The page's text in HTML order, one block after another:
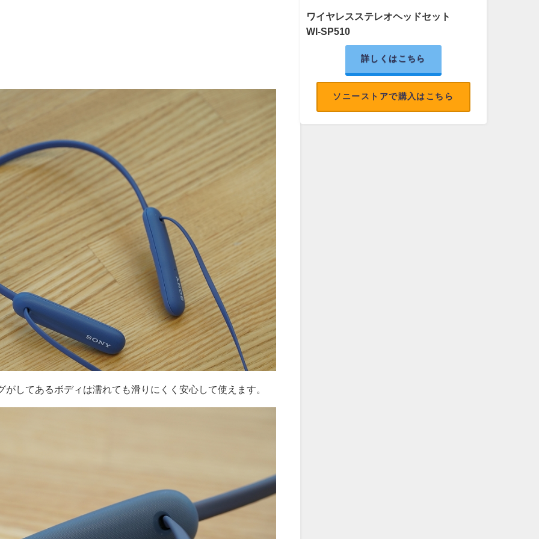
してあるボディは濡れても滑りにくく安心して使えます。
ワイヤレスステレオヘッドセット
WI-SP510
詳しくはこちら
ソニーストアで購入はこちら